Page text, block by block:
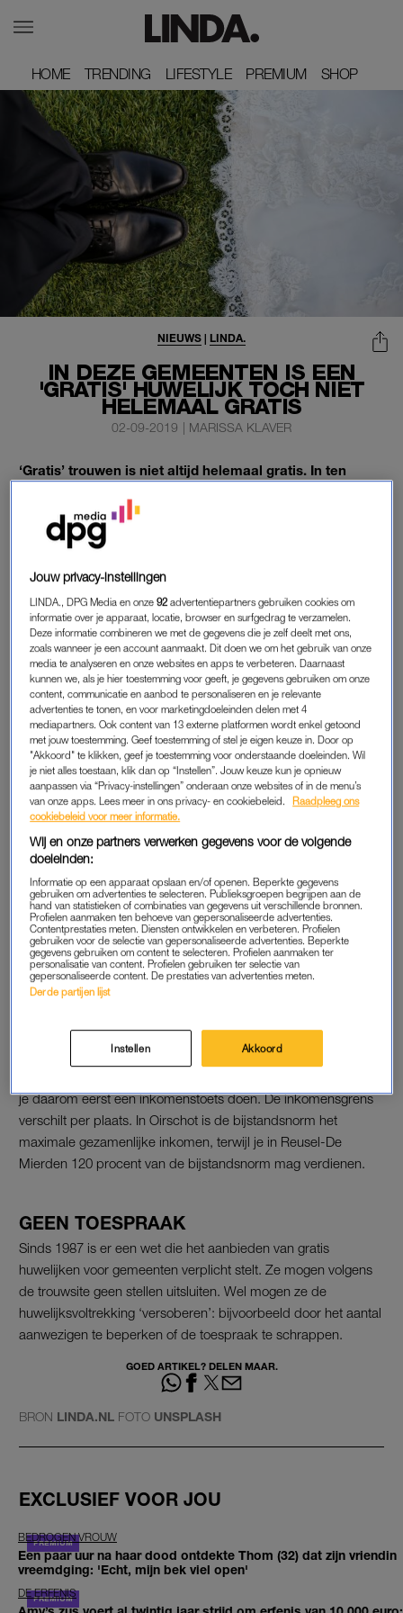
HOME
HOME TRENDING
TRENDING LIFESTYLE
LIFESTYLE PREMIUM
PREMIUM SHOP
SHOP
IN DEZE GEMEENTEN IS EEN
'GRATIS' HUWELIJK TOCH NIET
HELEMAAL GRATIS
NIEUWS | LINDA.
02-09-2019 | MARISSA KLAVER
‘Gratis’ trouwen is niet altijd helemaal gratis. In ten
huwelijk toch nog de portemonnee trekken.
EIGEN INWONERS
In Bergen op Zoom, Halderberge, Duiven, Gorinchem en
Westervoort betalen stellen nog tussen de 23,75 en 97, 65
euro aan verplichte administratiekosten of ondertrouw voor
een gratis huwelijk. En in bijna de helft van alle 355 gemeenten
kunnen alleen de eigen inwoners kosteloos trouwen.
WACHTTIJD
De gemiddelde wachttijd voor een gratis huwelijk is 79 dagen.
In steden als Haarlem, Eindhoven en Utrecht moeten
bruidsparen zelfs negen maanden geduld hebben.
Gemeenten met meer dan tienduizend inwoners zijn volgens
de site verplicht twee gratis huwelijksmomenten te reserveren.
Lees ook
Lezersdilemma: ‘Ik ben de minnares van een getrouwde man’
LAAG INKOMEN
Sommige gemeenten reserven het gratis huwelijk voor mensen
je daarom eerst een inkomenstoets doen. De inkomensgrens
verschilt per plaats. In Oirschot is de bijstandsnorm het
maximale gezamenlijke inkomen, terwijl je in Reusel-De
Mierden 120 procent van de bijstandsnorm mag verdienen.
GEEN TOESPRAAK
Sinds 1987 is er een wet die het aanbieden van gratis
huwelijken voor gemeenten verplicht stelt. Ze mogen volgens
de trouwsite geen stellen uitsluiten. Wel mogen ze de
huwelijksvoltrekking ‘versoberen’: bijvoorbeeld door het aantal
aanwezigen te beperken of de toespraak te schrappen.
GOED ARTIKEL? DELEN MAAR.
BRON LINDA.NL FOTO UNSPLASH
EXCLUSIEF VOOR JOU
BEDROGEN VROUW
Een paar uur na haar dood ontdekte Thom (32) dat zijn vriendin
vreemdging: 'Echt, mijn bek viel open'
DE ERFENIS
Jouw privacy-instellingen
LINDA., DPG Media en onze92 advertentiepartners gebruiken cookies om
informatie over je apparaat, locatie, browser en surfgedrag te verzamelen.
Deze informatie combineren we met de gegevens die je zelf deelt met ons,
zoals wanneer je een account aanmaakt. Dit doen we om het gebruik van onze
media te analyseren en onze websites en apps te verbeteren. Daarnaast
kunnen we, als je hier toestemming voor geeft, je gegevens gebruiken om onze
content, communicatie en aanbod te personaliseren en je relevante
advertenties te tonen, en voor marketingdoeleinden delen met 4
mediapartners. Ook content van 13 externe platformen wordt enkel getoond
met jouw toestemming. Geef toestemming of stel je eigen keuze in. Door op
"Akkoord" te klikken, geef je toestemming voor onderstaande doeleinden. Wil
je niet alles toestaan, klik dan op “Instellen”. Jouw keuze kun je opnieuw
aanpassen via “Privacy-instellingen” onderaan onze websites of in de menu’s
van onze apps. Lees meer in ons privacy- en cookiebeleid.
Raadpleeg ons
cookiebeleid voor meer informatie.
Wij en onze partners verwerken gegevens voor de volgende
doeleinden:
Informatie op een apparaat opslaan en/of openen. Beperkte gegevens
gebruiken om advertenties te selecteren. Publieksgroepen begrijpen aan de
hand van statistieken of combinaties van gegevens uit verschillende bronnen.
Profielen aanmaken ten behoeve van gepersonaliseerde advertenties.
Contentprestaties meten. Diensten ontwikkelen en verbeteren. Profielen
gebruiken voor de selectie van gepersonaliseerde advertenties. Beperkte
gegevens gebruiken om content te selecteren. Profielen aanmaken ter
personalisatie van content. Profielen gebruiken ter selectie van
gepersonaliseerde content. De prestaties van advertenties meten.
Derde partijen lijst
Instellen Akkoord